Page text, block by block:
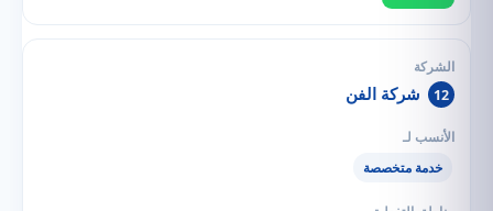
12 شركة الفن
خدمة متخصصة